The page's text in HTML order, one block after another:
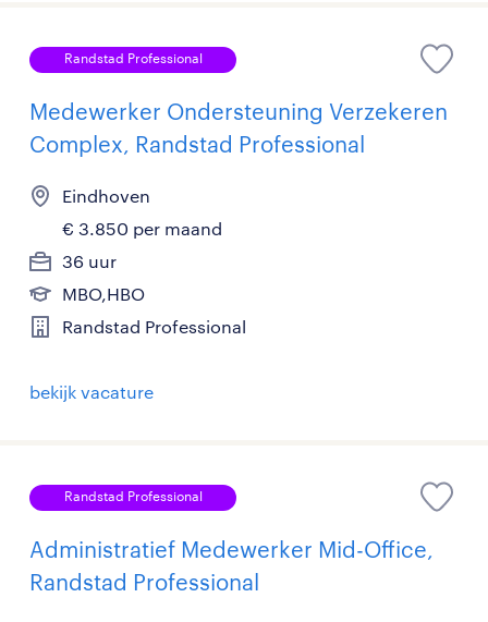
Randstad Professional
Medewerker Ondersteuning Verzekeren
Complex, Randstad Professional
Eindhoven
€ 3.850 per maand
36 uur
MBO,HBO
Randstad Professional
bekijk vacature
Randstad Professional
Administratief Medewerker Mid-Office,
Randstad Professional